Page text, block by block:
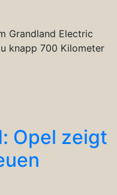
Grandland Electric
knapp 700 Kilometer
Opel zeigt